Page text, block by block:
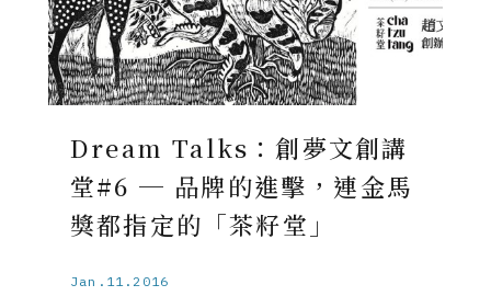
Dream Talks：創夢文創講
堂#6 ─ 品牌的進擊，連金馬
獎都指定的「茶籽堂」
Jan.11.2016